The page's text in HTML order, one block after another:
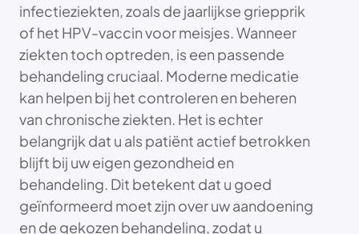
infectieziekten, zoals de jaarlijkse griepprik
of het HPV-vaccin voor meisjes. Wanneer
ziekten toch optreden, is een passende
behandeling cruciaal. Moderne medicatie
kan helpen bij het controleren en beheren
van chronische ziekten. Het is echter
belangrijk dat u als patiënt actief betrokken
blijft bij uw eigen gezondheid en
behandeling. Dit betekent dat u goed
geïnformeerd moet zijn over uw aandoening
en de gekozen behandeling, zodat u